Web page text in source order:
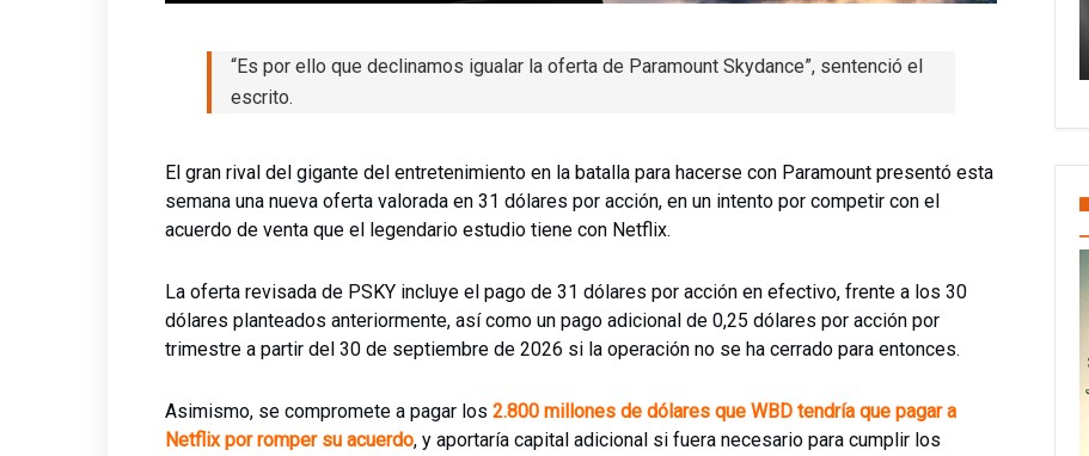
“Es por ello que declinamos igualar la oferta de Paramount Skydance”, sentenció el
escrito.
El gran rival del gigante del entretenimiento en la batalla para hacerse con Paramount presentó esta
semana una nueva oferta valorada en 31 dólares por acción, en un intento por competir con el
acuerdo de venta que el legendario estudio tiene con Netflix.
La oferta revisada de PSKY incluye el pago de 31 dólares por acción en efectivo, frente a los 30
dólares planteados anteriormente, así como un pago adicional de 0,25 dólares por acción por
trimestre a partir del 30 de septiembre de 2026 si la operación no se ha cerrado para entonces.
Asimismo, se compromete a pagar los 2.800 millones de dólares que WBD tendría que pagar a
Netflix por romper su acuerdo, y aportaría capital adicional si fuera necesario para cumplir los